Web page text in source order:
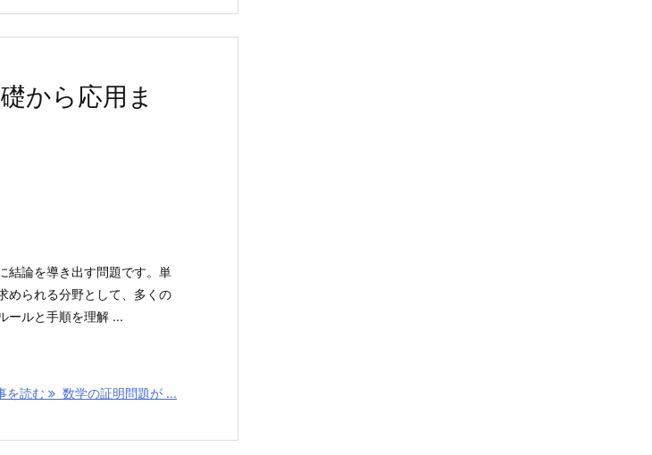
から応用ま
結論を導き出す問題です。単
められる分野として、多くの
ールと手順を理解 ...
を読む 数学の証明問題が ...